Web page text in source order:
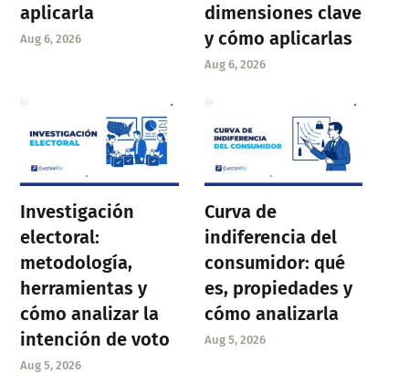
aplicarla
Aug 6, 2026
dimensiones clave
y cómo aplicarlas
Aug 6, 2026
Investigación
electoral:
metodología,
herramientas y
cómo analizar la
intención de voto
Aug 5, 2026
Curva de
indiferencia del
consumidor: qué
es, propiedades y
cómo analizarla
Aug 5, 2026